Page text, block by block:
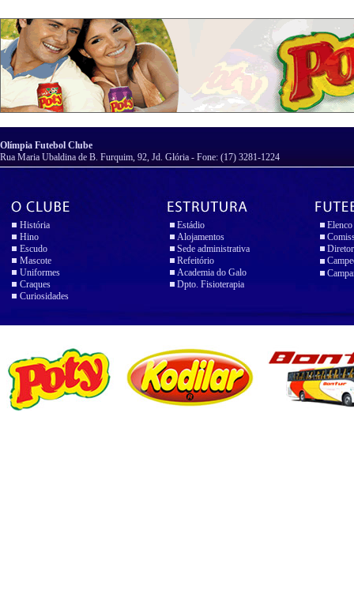
Olímpia Futebol Clube
Rua Maria Ubaldina de B. Furquim, 92, Jd. Glória - Fone: (17) 3281-1224
História
Hino
Escudo
Mascote
Uniformes
Craques
Curiosidades
Estádio
Alojamentos
Sede administrativa
Refeitório
Academia do Galo
Dpto. Fisioterapia
Elenco